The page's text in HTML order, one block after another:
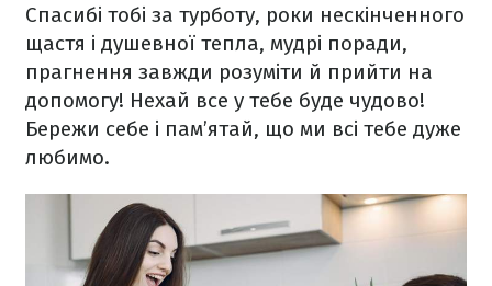
Спасибі тобі за турботу, роки нескінченного
щастя і душевної тепла, мудрі поради,
прагнення завжди розуміти й прийти на
допомогу! Нехай все у тебе буде чудово!
Бережи себе і пам’ятай, що ми всі тебе дуже
любимо.